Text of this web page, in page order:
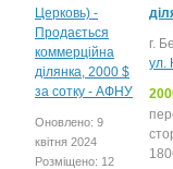
Оновлено: 9
квітня 2024
Розміщено: 12
г.
ул.